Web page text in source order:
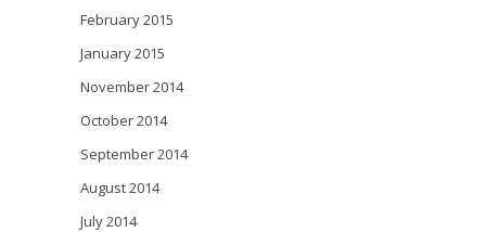
February 2015
January 2015
November 2014
October 2014
September 2014
August 2014
July 2014